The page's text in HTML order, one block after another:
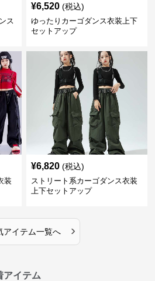
ス
¥6,520 (税込)
ゆったりカーゴダンス衣装上下
セットアップ
装
¥6,820 (税込)
ストリート系カーゴダンス衣装
上下セットアップ
アイテム一覧へ ›
アイテム